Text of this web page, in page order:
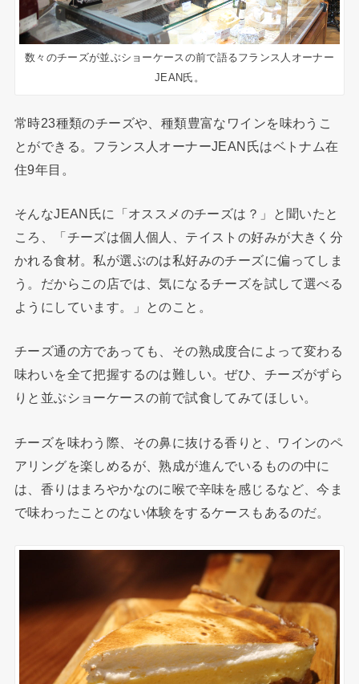
数々のチーズが並ぶショーケースの前で語るフランス人オーナー
JEAN氏。
常時23種類のチーズや、種類豊富なワインを味わうこ
とができる。フランス人オーナーJEAN氏はベトナム在
住9年目。
そんなJEAN氏に「オススメのチーズは？」と聞いたと
ころ、「チーズは個人個人、テイストの好みが大きく分
かれる食材。私が選ぶのは私好みのチーズに偏ってしま
う。だからこの店では、気になるチーズを試して選べる
ようにしています。」とのこと。
チーズ通の方であっても、その熟成度合によって変わる
味わいを全て把握するのは難しい。ぜひ、チーズがずら
りと並ぶショーケースの前で試食してみてほしい。
チーズを味わう際、その鼻に抜ける香りと、ワインのペ
アリングを楽しめるが、熟成が進んでいるものの中に
は、香りはまろやかなのに喉で辛味を感じるなど、今ま
で味わったことのない体験をするケースもあるのだ。